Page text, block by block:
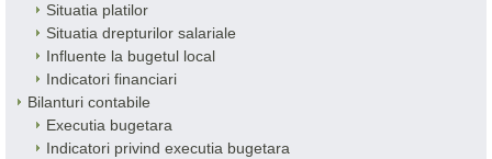
Situatia platilor
Situatia drepturilor salariale
Influente la bugetul local
Indicatori financiari
Bilanturi contabile
Executia bugetara
Indicatori privind executia bugetara